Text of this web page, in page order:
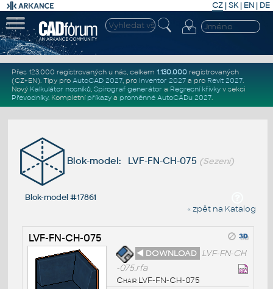
CZ | SK| EN | DE
Přes 123.000 registrovaných u nás, celkem 1.130.000registrovaných
(CZ+EN). Tipy pro AutoCAD 2027, pro Inventor 2027a pro Revit 2027.
Nový Kalkulátor nosníků, Spirograf generátor a Regresní křivkyv sekci
Převodníky. Kompletní příkazya proměnné AutoCADu 2027.
Blok-model: LVF-FN-CH-075 (Sezení)
Blok-model #17861
« zpět na Katalog
LVF-FN-CH-075
◄ DOWNLOAD LVF-FN-CH
-075.rfa
Chair LVF-FN-CH-075